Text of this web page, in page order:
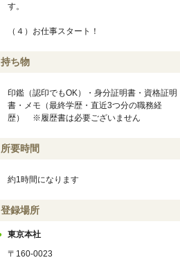
す。
（４）お仕事スタート！
持ち物
印鑑（認印でもOK）・身分証明書・資格証明
書・メモ（最終学歴・直近3つ分の職務経
歴） ※履歴書は必要ございません
所要時間
約1時間になります
登録場所
東京本社
〒160-0023